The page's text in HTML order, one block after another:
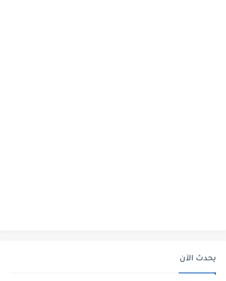
يحدث الآن